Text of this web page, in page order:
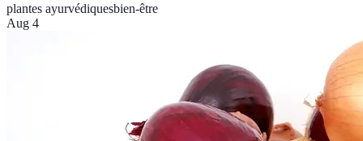
plantes ayurvédiquesbien-être
Aug 4